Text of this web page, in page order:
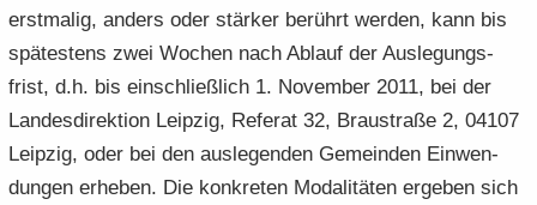
erst­ma­lig, an­ders oder stär­ker be­rührt wer­den, kann bis
spä­tes­tens zwei Wo­chen nach Ab­lauf der Aus­le­gungs­
frist, d.h. bis ein­schließ­lich 1. No­vem­ber 2011, bei der
Lan­des­di­rek­ti­on Leip­zig, Re­fe­rat 32, Brau­stra­ße 2, 04107
Leip­zig, oder bei den aus­le­gen­den Ge­mein­den Ein­wen­
dun­gen er­he­ben. Die kon­kre­ten Mo­da­li­tä­ten er­ge­ben sich